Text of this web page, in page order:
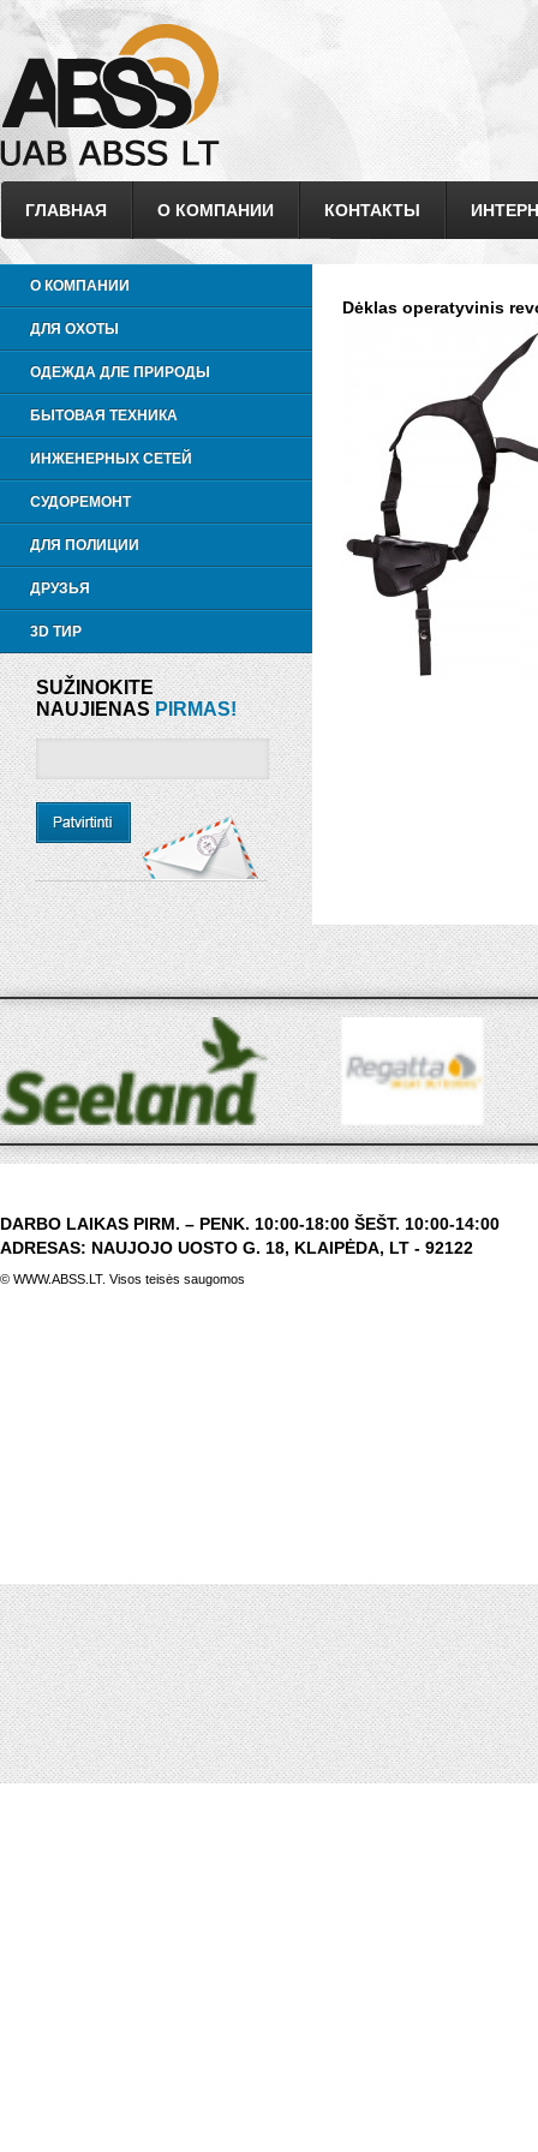
ГЛАВНАЯ О КОМПАНИИ КОНТАКТЫ
О КОМПАНИИ
ДЛЯ ОХОТЫ
ОДЕЖДА ДЛЕ ПРИРОДЫ
БЫТОВАЯ ТЕХНИКА
ИНЖЕНЕРНЫХ СЕТЕЙ
СУДОРЕМОНТ
ДЛЯ ПОЛИЦИИ
ДРУЗЬЯ
3D ТИР
SUŽINOKITE
NAUJIENASPIRMAS!
Dėklas operatyvinis
DARBO LAIKAS PIRM. – PENK. 10:00-18:00 ŠEŠT. 10:00-14:00
ADRESAS: NAUJOJO UOSTO G. 18, KLAIPĖDA, LT - 92122
© WWW.ABSS.LT. Visos teisės saugomos